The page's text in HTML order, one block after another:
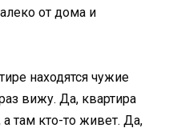
от дома и
находятся чужие
вижу. Да, квартира
там кто-то живет. Да,